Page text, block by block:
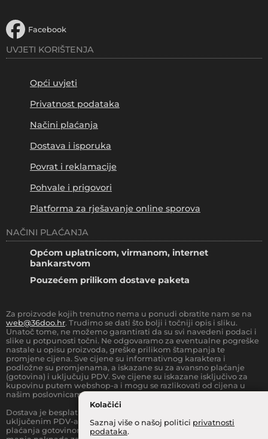
Kolačići
Saznaj više o našoj politici privatnosti
podataka.
Facebook
UVJETI KORIŠTENJA
Opći uvjeti
Privatnost podataka
Načini plaćanja
Dostava i isporuka
Povrat i reklamacije
Pohvale i prigovori
Platforma za rješavanje online sporova
NAČINI PLAĆANJA
Općom uplatnicom, virmanom, internet
bankarstvom
Pouzećem prilikom dostave paketa
Za proizvode kojih trenutno nema u ponudi obratite nam se na
web@36doo.hr. Trudimo se dati što bolji i točniji opis i sliku.
Unatoč tome, ne možemo garantirati da su svi navedeni podaci i
slike u potpunosti točni. Ne odgovaramo za eventualne pogreške
nastale u opisu proizvoda, greške prilikom štampanja te
promjene cijena. Sve cijene su informativnog karaktera i
podložne su promjenama, a iskazane su za avansno plaćanje
(gotovina) i uključuju PDV. Sve cijene su iskazane isključivo za
kupovinu putem webshop-a i mogu se razlikovati od cijena u
našim poslovnicama.
Dostava je besplatna za sve narudžbe iznad
uključenim PDV-a) za Zonu 1 (cijela RH, osim otoka).Prilikom
plaćanja gotovinom pri dostavi robe na kućnu adresu, moguća je